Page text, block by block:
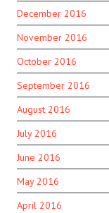
December 2016
November 2016
October 2016
September 2016
August 2016
July 2016
June 2016
May 2016
April 2016